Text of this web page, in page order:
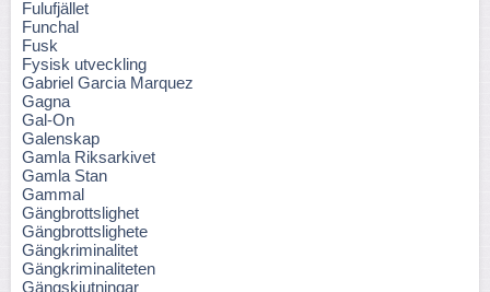
Fulufjället
Funchal
Fusk
Fysisk utveckling
Gabriel Garcia Marquez
Gagna
Gal-On
Galenskap
Gamla Riksarkivet
Gamla Stan
Gammal
Gängbrottslighet
Gängbrottslighete
Gängkriminalitet
Gängkriminaliteten
Gängskjutningar